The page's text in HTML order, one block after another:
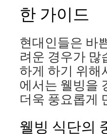
한 가이드
현대인들은 바
려운 경우가 많
하게 하기 위해
에서는 웰빙을
더욱 풍요롭게
웰빙 식단의